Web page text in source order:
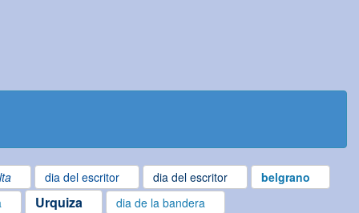
dia del escritor dia del escritor
belgrano
Urquiza dia de la bandera